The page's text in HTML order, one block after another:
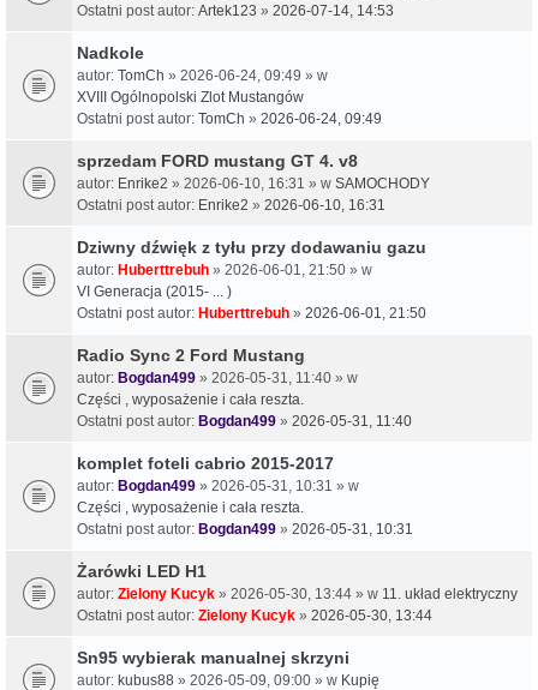
Ostatni post autor: Artek123 » 2026-07-14, 14:53
Nadkole
autor: TomCh » 2026-06-24, 09:49 » w
XVIII Ogólnopolski Zlot Mustangów
Ostatni post autor: TomCh » 2026-06-24, 09:49
sprzedam FORD mustang GT 4. v8
autor: Enrike2 » 2026-06-10, 16:31 » w SAMOCHODY
Ostatni post autor: Enrike2 » 2026-06-10, 16:31
Dziwny dźwięk z tyłu przy dodawaniu gazu
autor: Huberttrebuh » 2026-06-01, 21:50 » w
VI Generacja (2015- ... )
Ostatni post autor: Huberttrebuh » 2026-06-01, 21:50
Radio Sync 2 Ford Mustang
autor: Bogdan499 » 2026-05-31, 11:40 » w
Części , wyposażenie i cała reszta.
Ostatni post autor: Bogdan499 » 2026-05-31, 11:40
komplet foteli cabrio 2015-2017
autor: Bogdan499 » 2026-05-31, 10:31 » w
Części , wyposażenie i cała reszta.
Ostatni post autor: Bogdan499 » 2026-05-31, 10:31
Żarówki LED H1
autor: Zielony Kucyk » 2026-05-30, 13:44 » w 11. układ elektryczny
Ostatni post autor: Zielony Kucyk » 2026-05-30, 13:44
Sn95 wybierak manualnej skrzyni
autor: kubus88 » 2026-05-09, 09:00 » w Kupię